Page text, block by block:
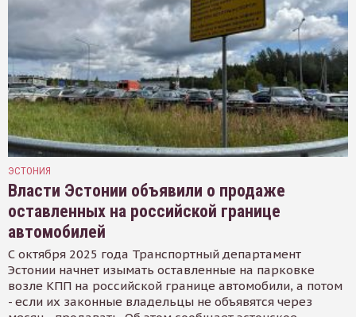
ЭСТОНИЯ
Власти Эстонии объявили о продаже
оставленных на российской границе
автомобилей
С октября 2025 года Транспортный департамент
Эстонии начнет изымать оставленные на парковке
возле КПП на российской границе автомобили, а потом
- если их законные владельцы не объявятся через